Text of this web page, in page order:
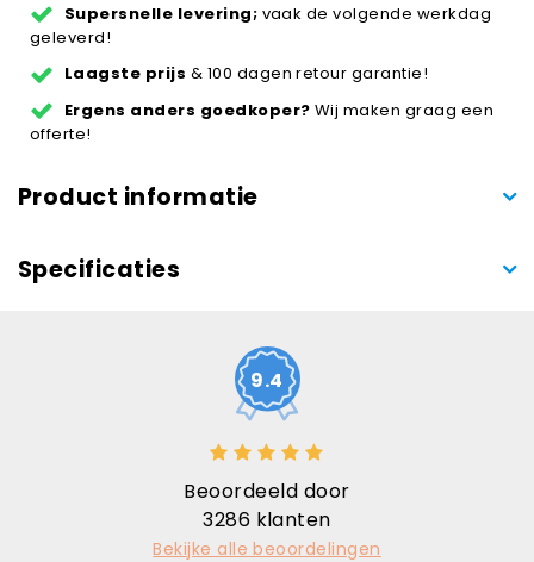
Supersnelle levering; vaak de volgende werkdag
geleverd!
Laagste prijs & 100 dagen retour garantie!
Ergens anders goedkoper? Wij maken graag een
offerte!
Product informatie
Specificaties
9.4
Beoordeeld door
3286 klanten
Bekijke alle beoordelingen